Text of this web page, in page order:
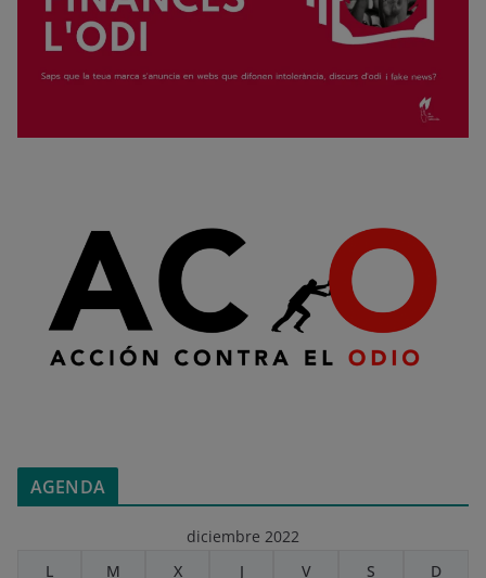
AGENDA
diciembre 2022
L
M X J V S D